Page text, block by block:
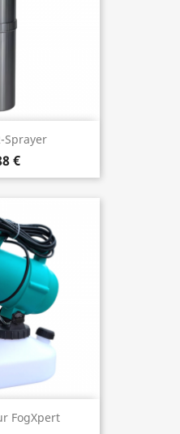
Sprayer
€
FogXpert